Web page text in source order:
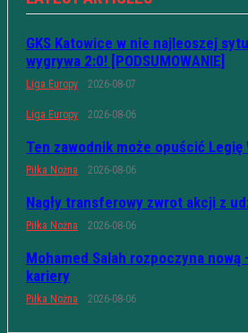
GKS Katowice w nie najleoszej
wygrywa 2:0! [PODSUMOWANIE]
Liga Europy 2026-08-07
Liga Europy 2026-08-06
Ten zawodnik może opuścić Legię
Piłka Nożna 2026-08-06
Nagły transferowy zwrot akcji z
Piłka Nożna 2026-08-06
Mohamed Salah rozpoczyna
kariery
Piłka Nożna 2026-08-06